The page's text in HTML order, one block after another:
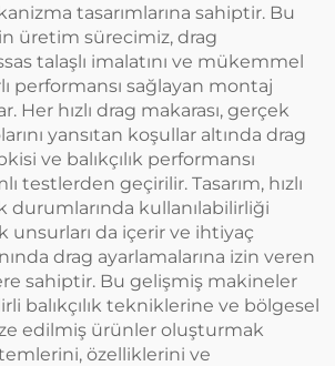
tasarımlarına sahiptir. Bu
üretim sürecimiz, drag
talaşlı imalatını ve mükemmel
performansı sağlayan montaj
Her hızlı drag makarası, gerçek
yansıtan koşullar altında drag
ve balıkçılık performansı
testlerden geçirilir. Tasarım, hızlı
durumlarında kullanılabilirliği
unsurları da içerir ve ihtiyaç
drag ayarlamalarına izin veren
sahiptir. Bu gelişmiş makineler
balıkçılık tekniklerine ve bölgesel
edilmiş ürünler oluşturmak
özelliklerini ve